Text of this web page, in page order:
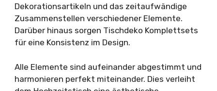
Dekorationsartikeln und das zeitaufwändige
Zusammenstellen verschiedener Elemente.
Darüber hinaus sorgen Tischdeko Komplettsets
für eine Konsistenz im Design.
Alle Elemente sind aufeinander abgestimmt und
harmonieren perfekt miteinander. Dies verleiht